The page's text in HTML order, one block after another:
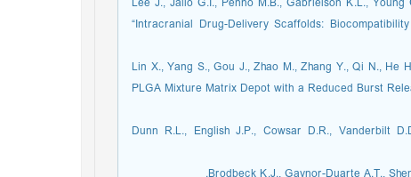
“Intracranial Drug-Delivery Scaffolds:
12. Lin X., Yang S., Gou J., Zhao M., Zhang Y., Qi N.,
PLGA Mixture Matrix Depot with a Reduced Burst
13. Dunn R.L., English J.P., Cowsar D.R.,